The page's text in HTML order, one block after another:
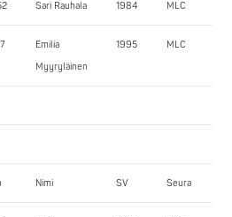
Sari Rauhala 1984 MLC
Emilia
Myyryläinen
1995 MLC
Nimi SV Seura